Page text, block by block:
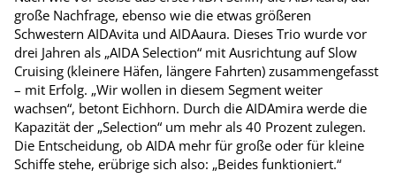
große Nachfrage, ebenso wie die etwas größeren
Schwestern AIDA­vita und AIDAaura. Dieses Trio wurde vor
drei Jahren als „AIDA Selection“ mit Ausrichtung auf Slow
Cruising (kleinere Häfen, längere Fahrten) zusammengefasst
– mit Erfolg. „Wir wollen in diesem Segment weiter
wachsen“, betont Eichhorn. Durch die AIDAmira werde die
Kapazität der „Selection“ um mehr als 40 Prozent zulegen.
Die Entscheidung, ob AIDA mehr für große oder für kleine
Schiffe stehe, erübrige sich also: „Beides funktioniert.“